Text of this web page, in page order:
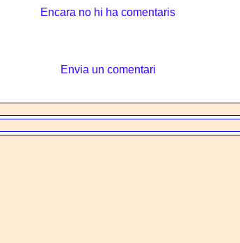
Encara no hi ha comentaris
Envia un comentari